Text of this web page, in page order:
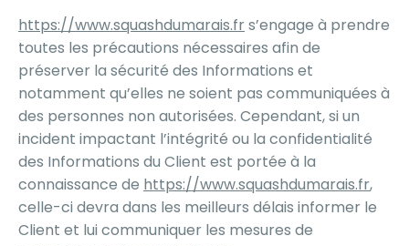
https://www.squashdumarais.frs’engage à prendre
toutes les précautions nécessaires afin de
préserver la sécurité des Informations et
notamment qu’elles ne soient pas communiquées à
des personnes non autorisées. Cependant, si un
incident impactant l’intégrité ou la confidentialité
des Informations du Client est portée à la
connaissance de https://www.squashdumarais.fr,
celle-ci devra dans les meilleurs délais informer le
Client et lui communiquer les mesures de